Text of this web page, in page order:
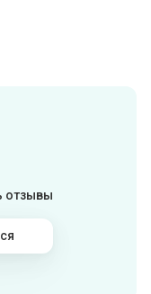
отзывы